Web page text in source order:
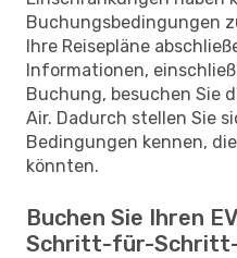
Buchungsbedingungen
Ihre Reisepläne
Informationen,
Buchung, besuchen Sie
Air. Dadurch stellen Sie
Bedingungen kennen,
könnten.
Buchen Sie Ihren
Schritt-für-